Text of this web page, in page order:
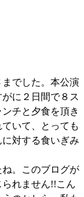
でした。本公演
に２日間で８ス
チと夕食を頂き
いて、とっても
対する食いぎみ
。このブログが
れません!!こん